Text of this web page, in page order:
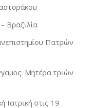
Βραζιλία
Πατρών
Μητέρα τριών
Ιατρική στις 19